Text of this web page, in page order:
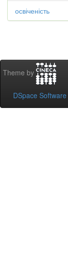
освіченість
Theme by
DSpace Software